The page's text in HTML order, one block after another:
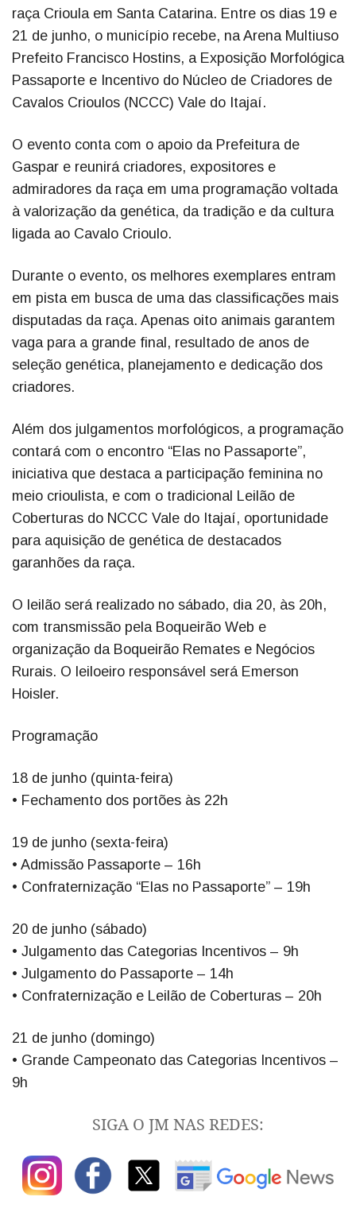
raça Crioula em Santa Catarina. Entre os dias 19 e
21 de junho, o município recebe, na Arena Multiuso
Prefeito Francisco Hostins, a Exposição Morfológica
Passaporte e Incentivo do Núcleo de Criadores de
Cavalos Crioulos (NCCC) Vale do Itajaí.
O evento conta com o apoio da Prefeitura de
Gaspar e reunirá criadores, expositores e
admiradores da raça em uma programação voltada
à valorização da genética, da tradição e da cultura
ligada ao Cavalo Crioulo.
Durante o evento, os melhores exemplares entram
em pista em busca de uma das classificações mais
disputadas da raça. Apenas oito animais garantem
vaga para a grande final, resultado de anos de
seleção genética, planejamento e dedicação dos
criadores.
Além dos julgamentos morfológicos, a programação
contará com o encontro “Elas no Passaporte”,
iniciativa que destaca a participação feminina no
meio crioulista, e com o tradicional Leilão de
Coberturas do NCCC Vale do Itajaí, oportunidade
para aquisição de genética de destacados
garanhões da raça.
O leilão será realizado no sábado, dia 20, às 20h,
com transmissão pela Boqueirão Web e
organização da Boqueirão Remates e Negócios
Rurais. O leiloeiro responsável será Emerson
Hoisler.
Programação
18 de junho (quinta-feira)
• Fechamento dos portões às 22h
19 de junho (sexta-feira)
• Admissão Passaporte – 16h
• Confraternização “Elas no Passaporte” – 19h
20 de junho (sábado)
• Julgamento das Categorias Incentivos – 9h
• Julgamento do Passaporte – 14h
• Confraternização e Leilão de Coberturas – 20h
21 de junho (domingo)
• Grande Campeonato das Categorias Incentivos –
9h
SIGA O JM NAS REDES: